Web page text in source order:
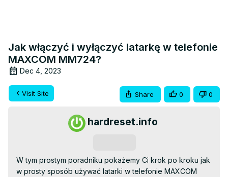
Jak włączyć i wyłączyć latarkę w telefonie
MAXCOM MM724?
Dec 4, 2023
Visit Site Share 0 0
hardreset.info
W tym prostym poradniku pokażemy Ci krok po kroku jak
w prosty sposób używać latarki w telefonie MAXCOM